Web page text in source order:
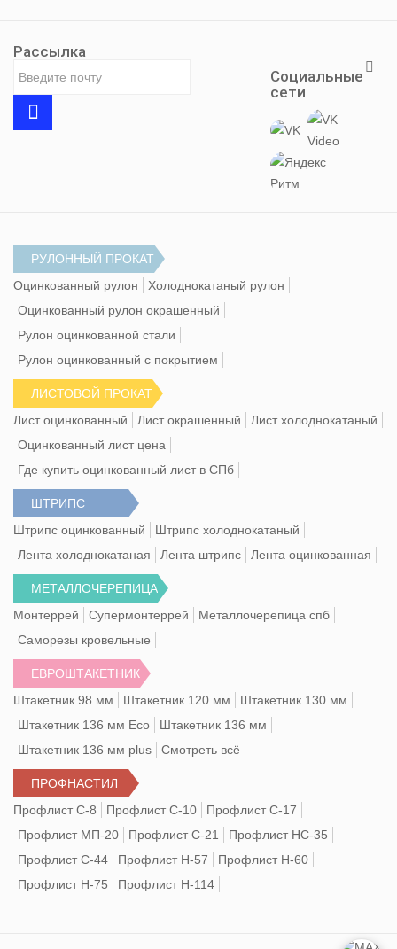
Рассылка
Социальные
сети
РУЛОННЫЙ ПРОКАТ
Оцинкованный рулон
Холоднокатаный рулон
Оцинкованный рулон окрашенный
Рулон оцинкованной стали
Рулон оцинкованный с покрытием
ЛИСТОВОЙ ПРОКАТ
Лист оцинкованный
Лист окрашенный
Лист холоднокатаный
Оцинкованный лист цена
Где купить оцинкованный лист в СПб
ШТРИПС
Штрипс оцинкованный
Штрипс холоднокатаный
Лента холоднокатаная
Лента штрипс Лента оцинкованная
МЕТАЛЛОЧЕРЕПИЦА
Монтеррей
Супермонтеррей
Металлочерепица спб
Саморезы кровельные
ЕВРОШТАКЕТНИК
Штакетник 98 мм
Штакетник 120 мм
Штакетник 130 мм
Штакетник 136 мм Eco
Штакетник 136 мм
Штакетник 136 мм plus
Смотреть всё
ПРОФНАСТИЛ
Профлист С-8
Профлист С-10
Профлист С-17
Профлист МП-20
Профлист С-21
Профлист НС-35
Профлист С-44
Профлист Н-57
Профлист Н-60
Профлист Н-75
Профлист Н-114